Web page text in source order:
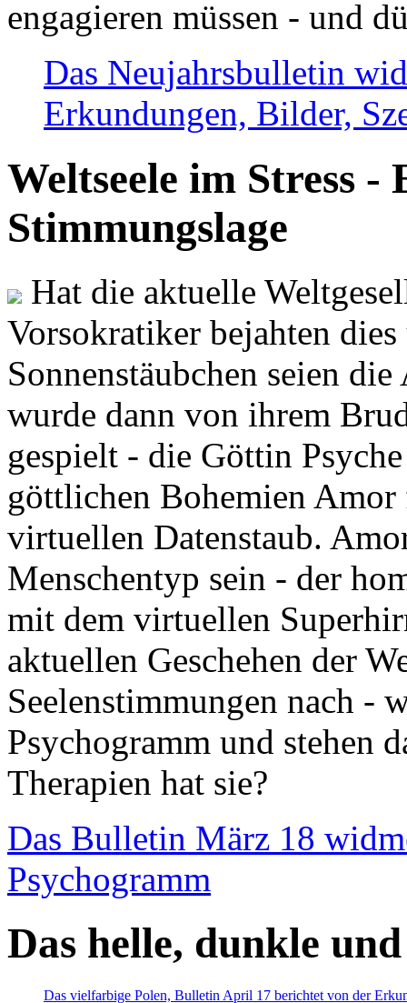
engagieren müssen - und
Das Neujahrsbulletin
Erkundungen, Bilder,
Weltseele im Stress -
Stimmungslage
Hat die aktuelle
Vorsokratiker bejahten
Sonnenstäubchen seien
wurde dann von ihrem
gespielt - die Göttin
göttlichen Bohemien
virtuellen Datenstaub.
Menschentyp sein - der
mit dem virtuellen
aktuellen Geschehen der
Seelenstimmungen nach -
Psychogramm und stehen
Therapien hat sie?
Das Bulletin März 18
Psychogramm
Das helle, dunkle
Das vielfarbige Polen, Bulletin April 17 berichtet von der